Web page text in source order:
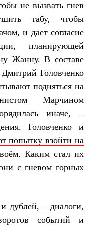
не вызвать гнев
табу, чтобы
и дает согласие
планирующей
Жанну. В составе
Дмитрий Головченко
подняться на
Марчином
иначе, –
Головченко и
попытку взойти на
. Каким стал их
с гневом горных
дублей, – диалоги,
событий и